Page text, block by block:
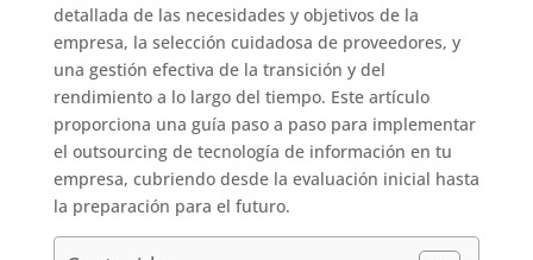
detallada de las necesidades y objetivos de la
empresa, la selección cuidadosa de proveedores, y
una gestión efectiva de la transición y del
rendimiento a lo largo del tiempo. Este artículo
proporciona una guía paso a paso para implementar
el outsourcing de tecnología de información en tu
empresa, cubriendo desde la evaluación inicial hasta
la preparación para el futuro.